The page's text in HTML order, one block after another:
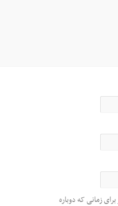
زمانی که دوباره